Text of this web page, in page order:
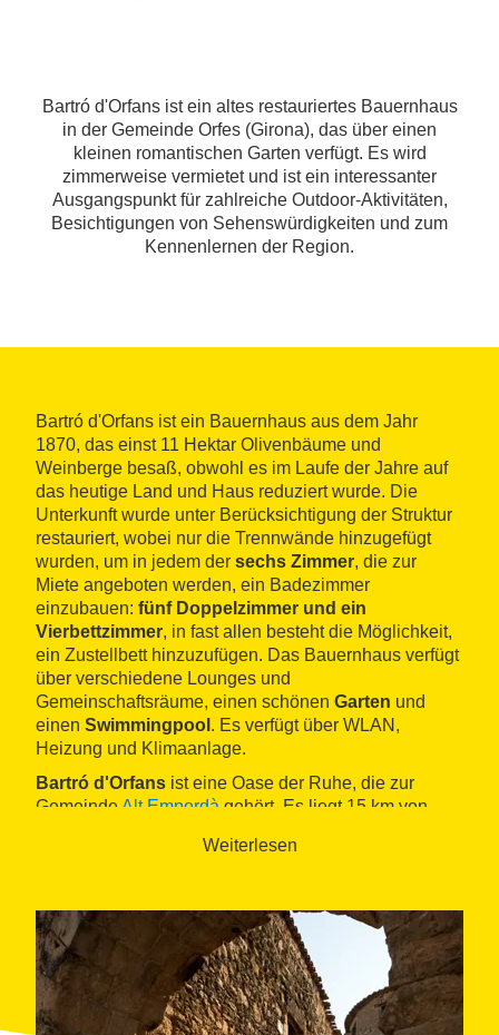
Bartró d'Orfans ist ein altes restauriertes Bauernhaus
in der Gemeinde Orfes (Girona), das über einen
kleinen romantischen Garten verfügt. Es wird
zimmerweise vermietet und ist ein interessanter
Ausgangspunkt für zahlreiche Outdoor-Aktivitäten,
Besichtigungen von Sehenswürdigkeiten und zum
Kennenlernen der Region.
Bartró d'Orfans ist ein Bauernhaus aus dem Jahr
1870, das einst 11 Hektar Olivenbäume und
Weinberge besaß, obwohl es im Laufe der Jahre auf
das heutige Land und Haus reduziert wurde. Die
Unterkunft wurde unter Berücksichtigung der Struktur
restauriert, wobei nur die Trennwände hinzugefügt
wurden, um in jedem der sechs Zimmer, die zur
Miete angeboten werden, ein Badezimmer
einzubauen: fünf Doppelzimmer und ein
Vierbettzimmer, in fast allen besteht die Möglichkeit,
ein Zustellbett hinzuzufügen. Das Bauernhaus verfügt
über verschiedene Lounges und
Gemeinschaftsräume, einen schönen Garten und
einen Swimmingpool . Es verfügt über WLAN,
Heizung und Klimaanlage.
Bartró d'Orfans ist eine Oase der Ruhe, die zur
Gemeinde Alt Empordà gehört. Es liegt 15 km von
SträndenderCosta Brava
Museum
, dem Haus des Künstlers in Púbolund
Cadaquès, den Ruinen von Empúries, die
Aiguamolls
de l'Empordà
,e tc. In der Nähe des Hauses können
Sie auch sportliche Aktivitäten wie Golf, Reiten,
Kitesurfen, Gleitschirmfliegen und viele andere
Weiterlesen